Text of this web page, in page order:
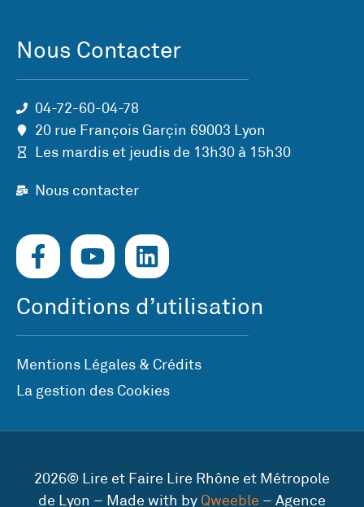
Nous Contacter
04-72-60-04-78
20 rue François Garçin 69003 Lyon
Les mardis et jeudis de 13h30 à 15h30
Nous contacter
Conditions d’utilisation
Mentions Légales & Crédits
La gestion des Cookies
2026© Lire et Faire Lire Rhône et Métropole
de Lyon – Made with by Qweeble – Agence